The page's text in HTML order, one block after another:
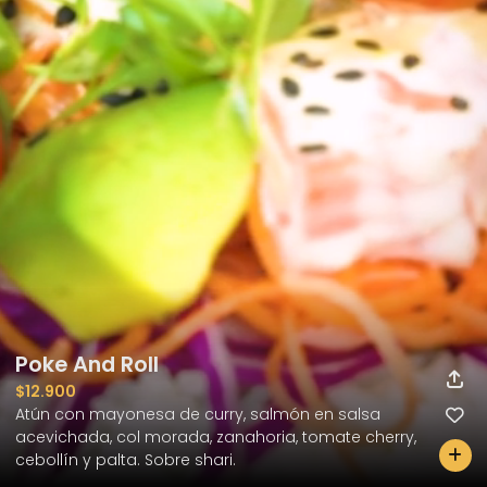
Poke And Roll
$12.900
Atún con mayonesa de curry, salmón en salsa
acevichada, col morada, zanahoria, tomate cherry,
cebollín y palta. Sobre shari.
0